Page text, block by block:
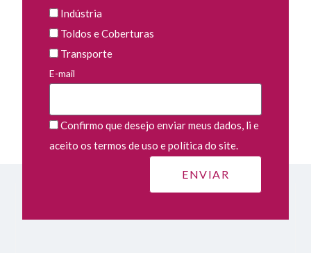
Indústria
Toldos e Coberturas
Transporte
E-mail
Confirmo que desejo enviar meus dados, li e
aceito os termos de uso e política do site.